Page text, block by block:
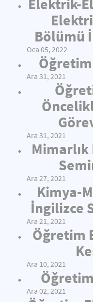
Elektrik-
Bölümü
Oca 05, 2022
Öğretim
Ara 31, 2021
Ara 31, 2021
Ara 27, 2021
Kimya-
İngilizce
Ara 21, 2021
Öğretim
Ara 10, 2021
Ara 02, 2021